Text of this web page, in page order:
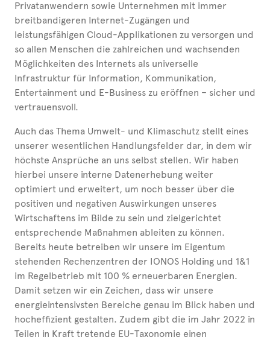
Privatanwendern sowie Unternehmen mit immer
breitbandigeren Internet-Zugängen und
leistungsfähigen Cloud-Applikationen zu versorgen und
so allen Menschen die zahlreichen und wachsenden
Möglichkeiten des Internets als universelle
Infrastruktur für Information, Kommunikation,
Entertainment und E-Business zu eröffnen – sicher und
vertrauensvoll.
Auch das Thema Umwelt- und Klimaschutz stellt eines
unserer wesentlichen Handlungsfelder dar, in dem wir
höchste Ansprüche an uns selbst stellen. Wir haben
hierbei unsere interne Datenerhebung weiter
optimiert und erweitert, um noch besser über die
positiven und negativen Auswirkungen unseres
Wirtschaftens im Bilde zu sein und zielgerichtet
entsprechende Maßnahmen ableiten zu können.
Bereits heute betreiben wir unsere im Eigentum
stehenden Rechen­zen­tren der IONOS Holding und 1&1
im Regelbetrieb mit 100 % erneuerbaren Energien.
Damit setzen wir ein Zeichen, dass wir unsere
energieintensivsten Bereiche genau im Blick haben und
hocheffizient gestalten. Zudem gibt die im Jahr 2022 in
Teilen in Kraft tretende EU-Taxonomie einen